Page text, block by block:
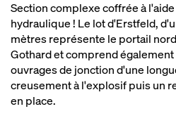
Section complexe coffrée à
hydraulique ! Le lot d'Erstfeld,
mètres représente le portail
Gothard et comprend
ouvrages de jonction d'une
creusement à l'explosif puis un
en place.